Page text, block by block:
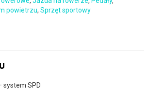
powietrzu, Sprzęt sportowy
system SPD